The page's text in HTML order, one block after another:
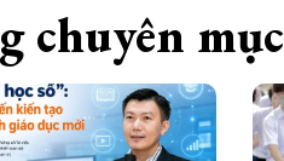
chuyên mục